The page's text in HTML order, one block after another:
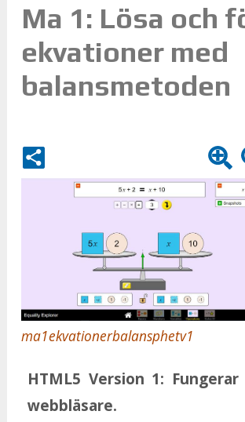
Ma 1: Lösa och
ekvationer med
balansmetoden
ma1ekvationerbalansphetv1
HTM­L5 Ver­sion 1:
webb­lä­sa­re.